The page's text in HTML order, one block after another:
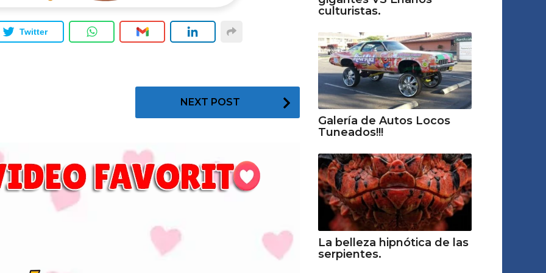
Twitter
NEXT POST
culturistas.
Galería de Autos Locos
Tuneados!!!
La belleza hipnótica de las
serpientes.